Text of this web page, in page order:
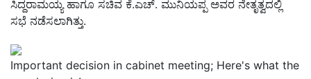
ಸಿದ್ದರಾಮಯ್ಯ ಹಾಗೂ ಸಚಿವ ಕೆ.ಎಚ್‌. ಮುನಿಯಪ್ಪ ಅವರ ನೇತೃತ್ವದಲ್ಲಿ
ಸಭೆ ನಡೆಸಲಾಗಿತ್ತು.
Important decision in cabinet meeting; Here's what the